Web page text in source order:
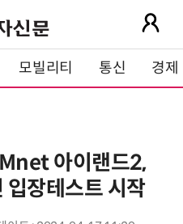
모빌리티 통신 경제
아이랜드2,
장테스트 시작